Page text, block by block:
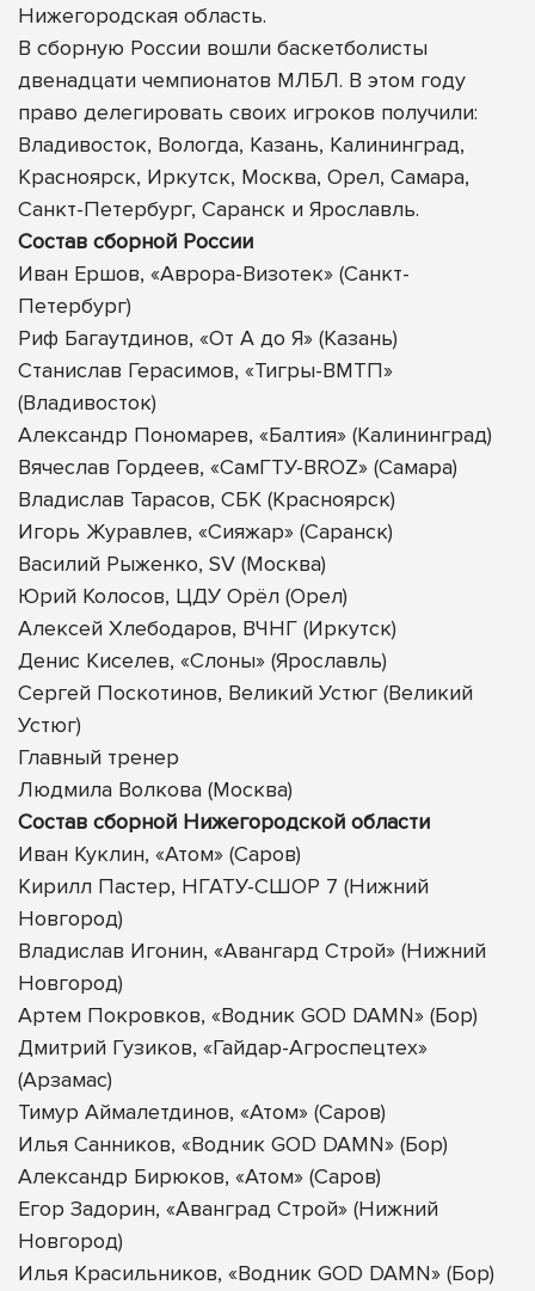
Нижегородская область.
В сборную России вошли баскетболисты
двенадцати чемпионатов МЛБЛ. В этом году
право делегировать своих игроков получили:
Владивосток, Вологда, Казань, Калининград,
Красноярск, Иркутск, Москва, Орел, Самара,
Санкт-Петербург, Саранск и Ярославль.
Состав сборной России
Иван Ершов, «Аврора-Визотек» (Санкт-
Петербург)
Риф Багаутдинов, «От А до Я» (Казань)
Станислав Герасимов, «Тигры-ВМТП»
(Владивосток)
Александр Пономарев, «Балтия» (Калининград)
Вячеслав Гордеев, «СамГТУ-BROZ» (Самара)
Владислав Тарасов, СБК (Красноярск)
Игорь Журавлев, «Сияжар» (Саранск)
Василий Рыженко, SV (Москва)
Юрий Колосов, ЦДУ Орёл (Орел)
Алексей Хлебодаров, ВЧНГ (Иркутск)
Денис Киселев, «Слоны» (Ярославль)
Сергей Поскотинов, Великий Устюг (Великий
Устюг)
Главный тренер
Людмила Волкова (Москва)
Состав сборной Нижегородской области
Иван Куклин, «Атом» (Саров)
Кирилл Пастер, НГАТУ-СШОР 7 (Нижний
Новгород)
Владислав Игонин, «Авангард Строй» (Нижний
Новгород)
Артем Покровков, «Водник GOD DAMN» (Бор)
Дмитрий Гузиков, «Гайдар-Агроспецтех»
(Арзамас)
Тимур Аймалетдинов, «Атом» (Саров)
Илья Санников, «Водник GOD DAMN» (Бор)
Александр Бирюков, «Атом» (Саров)
Егор Задорин, «Аванград Строй» (Нижний
Новгород)
Илья Красильников, «Водник GOD DAMN» (Бор)